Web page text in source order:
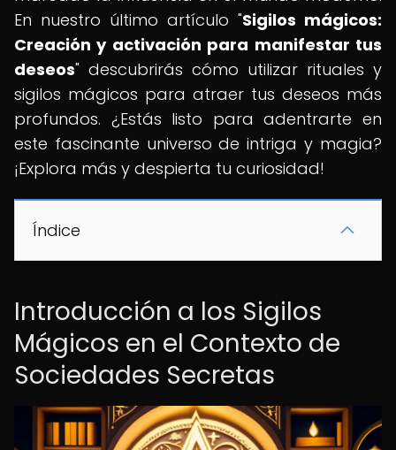
En nuestro último artículo "Sigilos mágicos:
Creación y activación para manifestar tus
deseos" descubrirás cómo utilizar rituales y
sigilos mágicos para atraer tus deseos más
profundos. ¿Estás listo para adentrarte en
este fascinante universo de intriga y magia?
¡Explora más y despierta tu curiosidad!
Índice
Introducción a los Sigilos
Mágicos en el Contexto de
Sociedades Secretas